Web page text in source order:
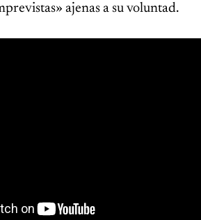
ajenas a su voluntad.